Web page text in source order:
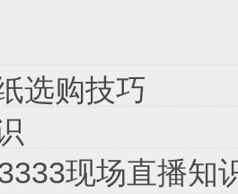
选购技巧
现场直播知